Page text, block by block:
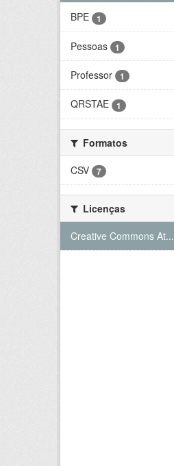
BPE 1
Pessoas 1
Professor 1
QRSTAE 1
Formatos
CSV
7
Licenças
Creative Commons At...